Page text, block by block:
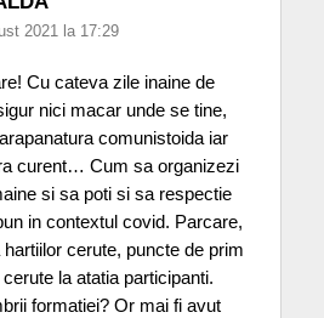
2021 la 17:29
Cu cateva zile inaine de
nici macar unde se tine,
comunistoida iar
curent… Cum sa organizezi
si sa poti si sa respectie
in contextul covid. Parcare,
cerute, puncte de prim
la atatia participanti.
formatiei? Or mai fi avut